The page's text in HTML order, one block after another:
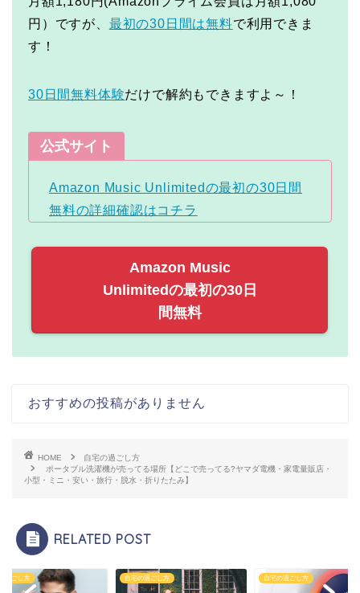
円）ですが、 最初の30日間は無料で利用できま
す！
30日間無料体験だけで解約もできますよ～！
公式サイト
Amazon Music Unlimitedの最初の30日間
無料の詳細確認はコチラ
Amazon Music
Unlimitedの最初の30日
間無料
おすすめの投稿がありません
HOME
自宅の過ごし方
ポータブル洗濯機が売ってる場所【どこで売ってる?ヤマダ電機・家電量販店・
小型・ミニ・安い・旅行・脱水・折りたたみ】
RELATED POST
自宅の過ごし方 自宅の過ごし方 自宅の過ごし方